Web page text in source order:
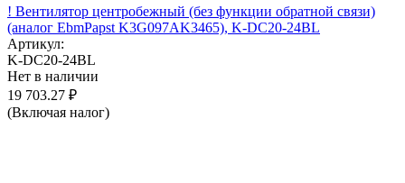
! Вентилятор центробежный (без функции обратной связи)
(аналог EbmPapst K3G097AK3465), K-DC20-24BL
Артикул:
K-DC20-24BL
Нет в наличии
19 703.27 ₽
(Включая налог)